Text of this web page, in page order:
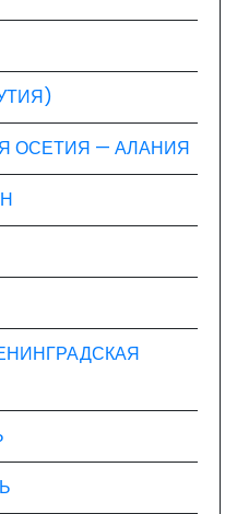
ОСЕТИЯ — АЛАНИЯ